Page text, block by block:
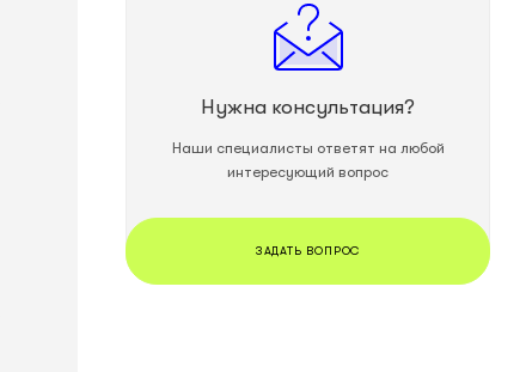
Нужна консультация?
Наши специалисты ответят на любой
интересующий вопрос
ЗАДАТЬ ВОПРОС